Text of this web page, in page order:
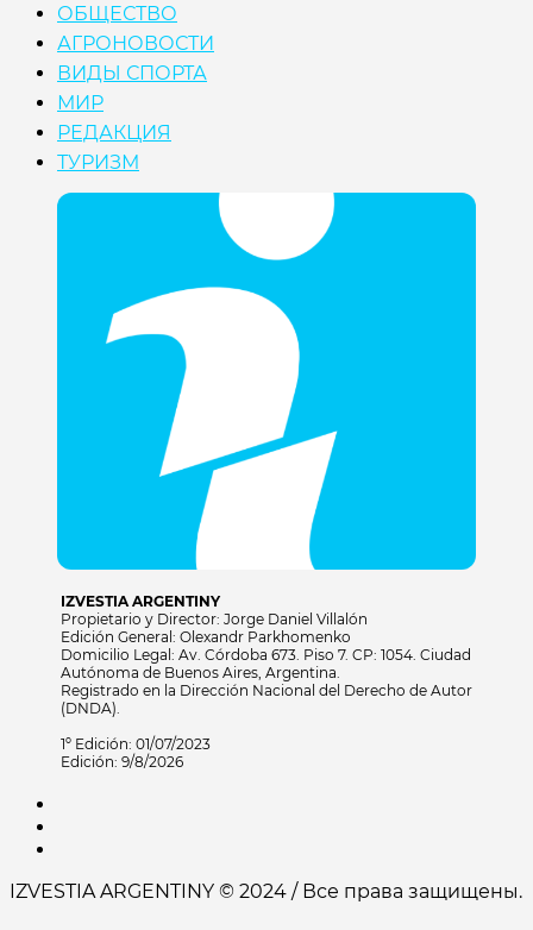
ОБЩЕСТВО
АГРОНОВОСТИ
ВИДЫ СПОРТА
МИР
РЕДАКЦИЯ
ТУРИЗМ
IZVESTIA ARGENTINY
Propietario y Director: Jorge Daniel Villalón
Edición General: Olexandr Parkhomenko
Domicilio Legal: Av. Córdoba 673. Piso 7. CP: 1054. Ciudad
Autónoma de Buenos Aires, Argentina.
Registrado en la Dirección Nacional del Derecho de Autor
(DNDA).
1º Edición: 01/07/2023
Edición: 9/8/2026
IZVESTIA ARGENTINY © 2024 / Все права защищены.